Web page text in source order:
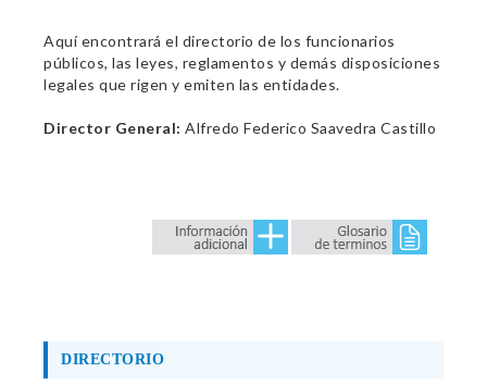
Aquí encontrará el directorio de los funcionarios
públicos, las leyes, reglamentos y demás disposiciones
legales que rigen y emiten las entidades.
Director General: Alfredo Federico Saavedra Castillo
DIRECTORIO